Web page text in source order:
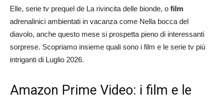
Elle, serie tv prequel de La rivincita delle bionde, o film
adrenalinici ambientati in vacanza come Nella bocca del
diavolo, anche questo mese si prospetta pieno di interessanti
sorprese. Scopriamo insieme quali sono i film e le serie tv più
intriganti di Luglio 2026.
Amazon Prime Video: i film e le